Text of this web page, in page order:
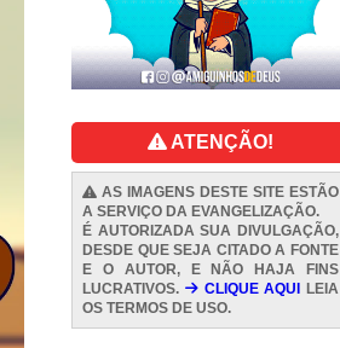
ATENÇÃO!
AS IMAGENS DESTE SITE ESTÃO
A SERVIÇO DA EVANGELIZAÇÃO.
É AUTORIZADA SUA DIVULGAÇÃO,
DESDE QUE SEJA CITADO A FONTE
E O AUTOR, E NÃO HAJA FINS
LUCRATIVOS.
CLIQUE AQUI
LEIA
OS TERMOS DE USO.